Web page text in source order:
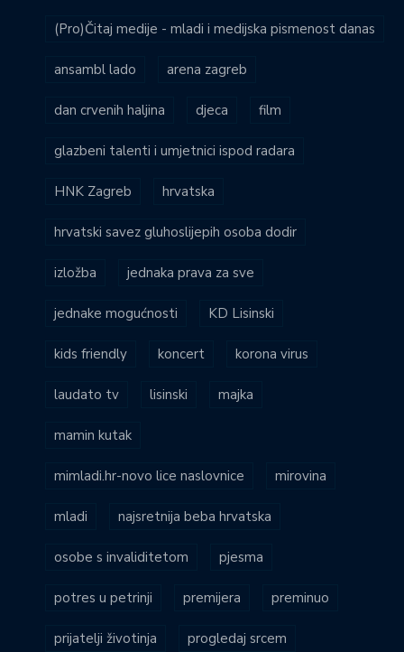
(Pro)Čitaj medije - mladi i medijska pismenost danas
ansambl lado arena zagreb
dan crvenih haljina djeca film
glazbeni talenti i umjetnici ispod radara
HNK Zagreb hrvatska
hrvatski savez gluhoslijepih osoba dodir
izložba jednaka prava za sve
jednake mogućnosti KD Lisinski
kids friendly koncert korona virus
laudato tv lisinski majka
mamin kutak
mimladi.hr-novo lice naslovnice mirovina
mladi najsretnija beba hrvatska
osobe s invaliditetom pjesma
potres u petrinji premijera preminuo
prijatelji životinja progledaj srcem